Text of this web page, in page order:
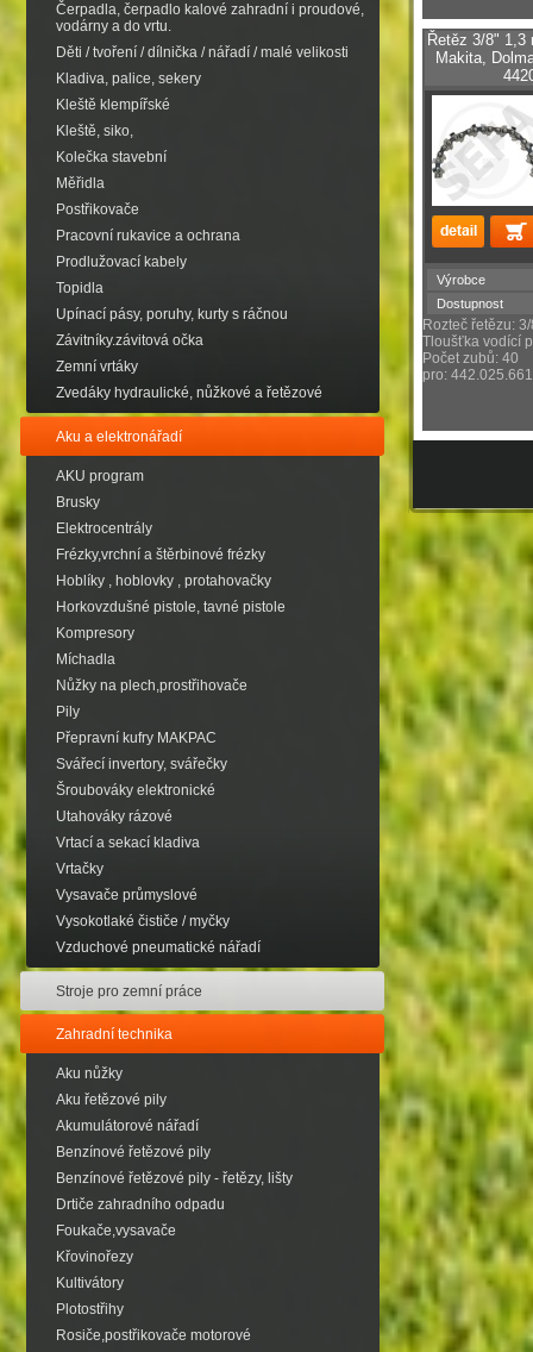
Čerpadla, čerpadlo kalové zahradní i proudové,
vodárny a do vrtu.
Děti / tvoření / dílnička / nářadí / malé velikosti
Kladiva, palice, sekery
Kleště klempířské
Kleště, siko,
Kolečka stavební
Měřidla
Postřikovače
Pracovní rukavice a ochrana
Prodlužovací kabely
Topidla
Upínací pásy, poruhy, kurty s ráčnou
Závitníky.závitová očka
Zemní vrtáky
Zvedáky hydraulické, nůžkové a řetězové
Aku a elektronářadí
AKU program
Brusky
Elektrocentrály
Frézky,vrchní a štěrbinové frézky
Hoblíky , hoblovky , protahovačky
Horkovzdušné pistole, tavné pistole
Kompresory
Míchadla
Nůžky na plech,prostřihovače
Pily
Přepravní kufry MAKPAC
Svářecí invertory, svářečky
Šroubováky elektronické
Utahováky rázové
Vrtací a sekací kladiva
Vrtačky
Vysavače průmyslové
Vysokotlaké čističe / myčky
Vzduchové pneumatické nářadí
Stroje pro zemní práce
Zahradní technika
Aku nůžky
Aku řetězové pily
Akumulátorové nářadí
Benzínové řetězové pily
Benzínové řetězové pily - řetězy, lišty
Drtiče zahradního odpadu
Foukače,vysavače
Křovinořezy
Kultivátory
Plotostřihy
Rosiče,postřikovače motorové
Řetěz 3/8" 1,3
Makita,
Výrobce
Dostupnost
Rozteč řetězu:
Tloušťka vodící
Počet zubů: 40
pro: